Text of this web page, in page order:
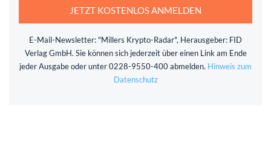
JETZT KOSTENLOS ANMELDEN
E-Mail-Newsletter: "Millers Krypto-Radar", Herausgeber: FID
Verlag GmbH. Sie können sich jederzeit über einen Link am Ende
jeder Ausgabe oder unter 0228-9550-400 abmelden. Hinweis zum
Datenschutz